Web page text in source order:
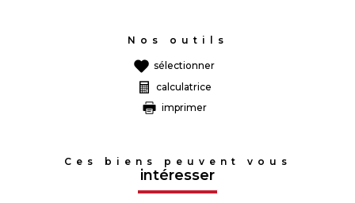
Nos outils
sélectionner
calculatrice
imprimer
Ces biens peuvent vous
intéresser